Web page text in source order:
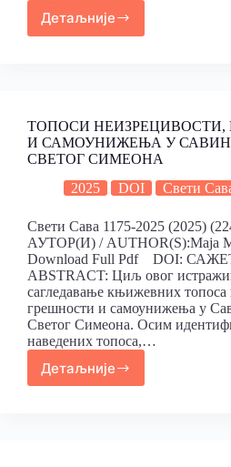
Детаљније
ТОПОСИ НЕИЗРЕЦИВОСТИ,
И САМОУНИЖЕЊА У
СВЕТОГ СИМЕОНA
2025
DOI Свети
Свети Сава 1175-2025 (2025)
АУТОР(И) / AUTHOR(S):Маја
Download Full Pdf DOI:
ABSTRACT: Циљ овог
сагледавање књижевних топоса
грешности и самоунижења у
Светог Симеона. Осим
наведених топоса,…
Детаљније